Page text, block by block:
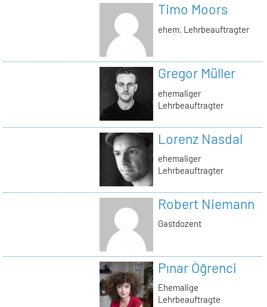
Timo Moors
ehem. Lehrbeauftragter
Gregor Müller
ehemaliger
Lehrbeauftragter
Lorenz Nasdal
ehemaliger
Lehrbeauftragter
Robert Niemann
Gastdozent
Pınar Öğrenci
Ehemalige
Lehrbeauftragte